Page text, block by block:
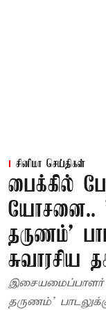
சினிமா செய்திகள்
பைக்கில்
யோசனை..
தருணம்’
சுவாரசிய
இசையமைப்பாளர்
தருணம்'